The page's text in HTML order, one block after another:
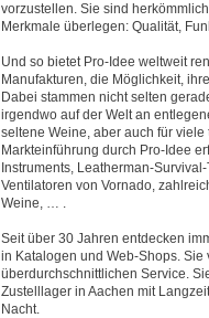
vorzustellen. Sie sind
Merkmale überlegen: Qualität,
Und so bietet Pro-Idee weltweit
Manufakturen, die Möglichkeit,
Dabei stammen nicht selten
irgendwo auf der Welt an
seltene Weine, aber auch für
Markteinführung durch Pro-Idee
Instruments, Leatherman-
Ventilatoren von Vornado,
Weine, … .
Seit über 30 Jahren entdecken
in Katalogen und Web-Shops.
überdurchschnittlichen Service.
Zustelllager in Aachen mit
Nacht.